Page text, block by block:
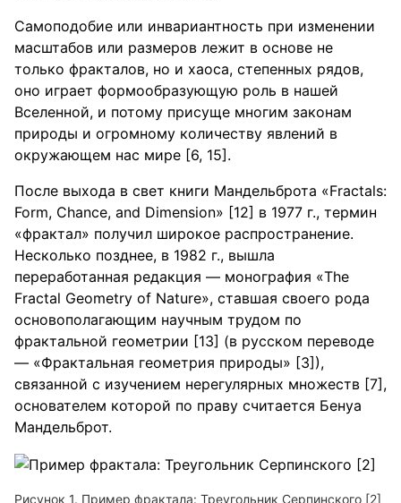
Самоподобие или инвариантность при изменении
масштабов или размеров лежит в основе не
только фракталов, но и хаоса, степенных рядов,
оно играет формообразующую роль в нашей
Вселенной, и потому присуще многим законам
природы и огромному количеству явлений в
окружающем нас мире [6, 15].
После выхода в свет книги Мандельброта «Fractals:
Form, Chance, and Dimension» [12] в 1977 г., термин
«фрактал» получил широкое распространение.
Несколько позднее, в 1982 г., вышла
переработанная редакция — монография «The
Fractal Geometry of Nature», ставшая своего рода
основополагающим научным трудом по
фрактальной геометрии [13] (в русском переводе
— «Фрактальная геометрия природы» [3]),
связанной с изучением нерегулярных множеств [7],
основателем которой по праву считается Бенуа
Мандельброт.
Рисунок 1. Пример фрактала: Треугольник Серпинского [2]